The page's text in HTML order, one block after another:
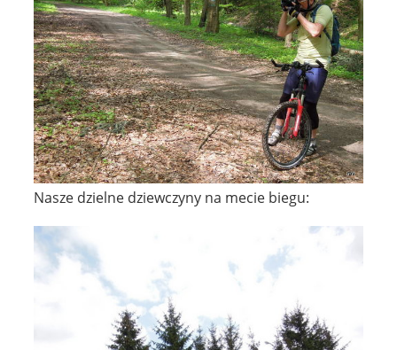
Nasze dzielne dziewczyny na mecie biegu: